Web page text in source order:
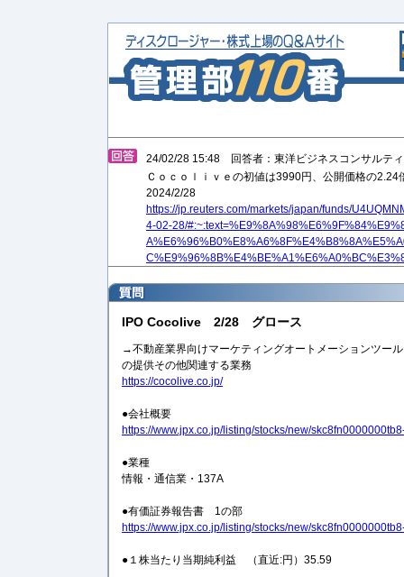
24/02/28 15:48 回答者：東洋ビジネスコンサルテ
Ｃｏｃｏｌｉｖｅの初値は3990円、公開価格の2.24
2024/2/28
https://jp.reuters.com/markets/japan/funds/
4-02-28/
IPO Cocolive 2/28 グロース
→不動産業界向けマーケティングオートメーションツー
の提供その他関連する業務
https://cocolive.co.jp/
●会社概要
https://www.jpx.co.jp/listing/stocks/new/
●業種
情報・通信業・137A
●有価証券報告書 1の部
https://www.jpx.co.jp/listing/stocks/new/
●１株当たり当期純利益 （直近:円）35.59